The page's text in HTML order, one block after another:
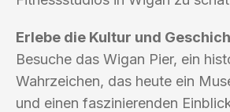
Erlebe die Kultur und
Besuche das Wigan Pier, ein
Wahrzeichen, das heute ein
und einen faszinierenden